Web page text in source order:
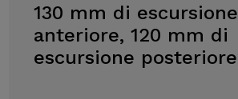
130 mm di escursione
anteriore, 120 mm di
escursione posteriore